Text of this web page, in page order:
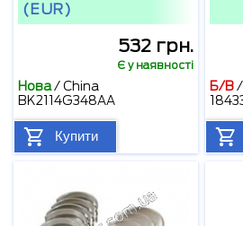
(EUR)
532 грн.
Є у наявності
Нова/China
BK2114G348AA
Купити
Б/В/